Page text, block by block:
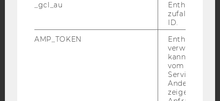
Blog
Bluesky
_gcl_au
Enthält eine
ID.
AMP_TOKEN
Enthält ein
verwendet
kann, um
vom AMP-
Service
Andere
zeigen Opt-